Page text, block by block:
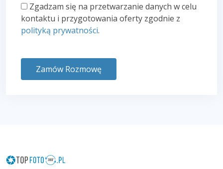
Zgadzam się na przetwarzanie danych w celu
kontaktu i przygotowania oferty zgodnie z
polityką prywatności.
Zamów Rozmowę